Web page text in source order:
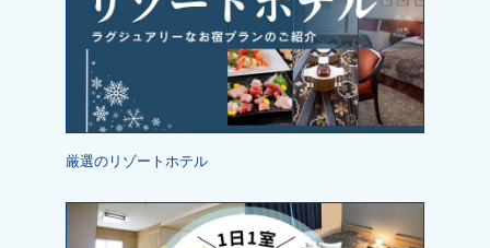
厳選のリゾートホテル